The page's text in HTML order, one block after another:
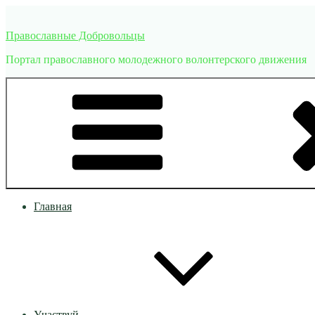
содержимому
Православные Добровольцы
Портал православного молодежного волонтерского движения
Главная